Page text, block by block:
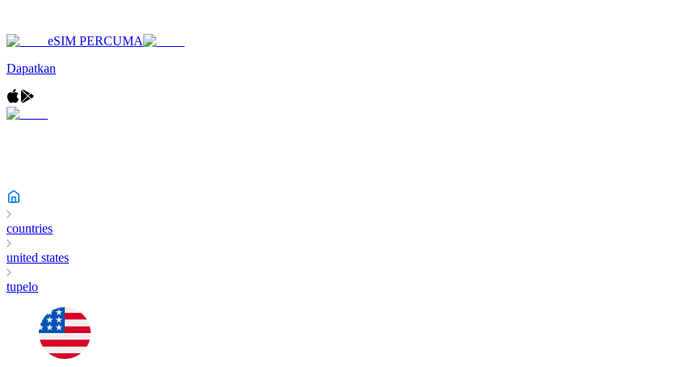
eSIM PERCUMA
Dapatkan
countries
united states
tupelo